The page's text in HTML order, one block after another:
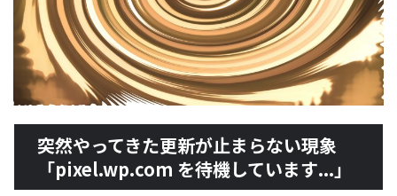
突然やってきた更新が止まらない現象
「pixel.wp.com を待機しています...」